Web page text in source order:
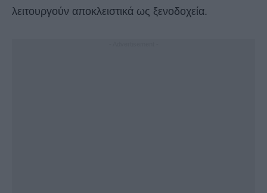
λειτουργούν αποκλειστικά ως ξενοδοχεία.